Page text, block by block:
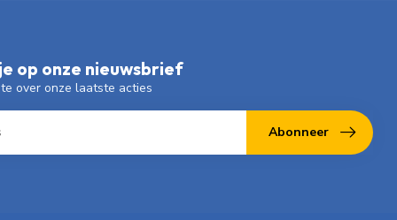
op onze nieuwsbrief
over onze laatste acties
Abonneer